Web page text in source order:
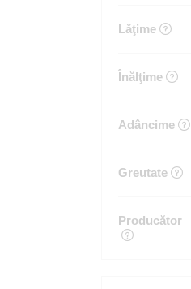
Lăţime
Înălţime
Adâncime
Greutate
Producător